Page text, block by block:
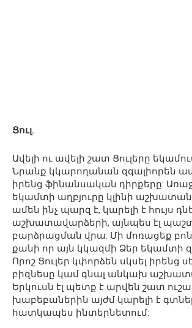
Ցուլ.
Ավելի ու ավելի շատ Ցուլերը
Նրանք կկարողանան զգալիորեն
իրենց ֆինանսական դիրքերը:
եկամտի աղբյուրը կլինի
ամեն ինչ պարզ է, կարելի է հույս
աշխատավարձերի, այնպես էլ
բարձրացման վրա: Մի մոռացեք
քանի որ այն կկազմի Ձեր եկամտի
Որոշ Ցուլեր կփորձեն սկսել իրենց
բիզնեսը կամ գնալ անկախ
Երկուսն էլ պետք է արվեն շատ
խաբեբաներին այժմ կարելի է
հատկապես ինտերնետում: